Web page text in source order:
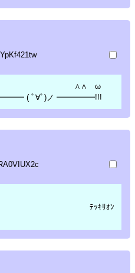
ω
━━━━━ ( ﾟ∀ﾟ)ノ ━━━━━!!!
ﾘｵﾝ